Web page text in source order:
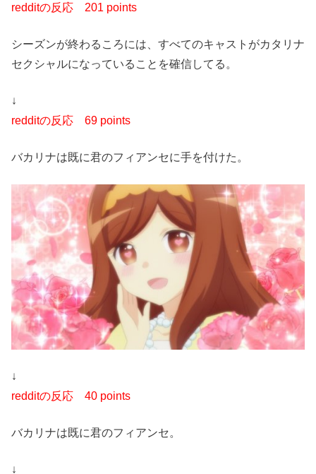
redditの反応 201 points
シーズンが終わるころには、すべてのキャストがカタリナ
セクシャルになっていることを確信してる。
↓
redditの反応 69 points
バカリナは既に君のフィアンセに手を付けた。
↓
redditの反応 40 points
バカリナは既に君のフィアンセ。
↓